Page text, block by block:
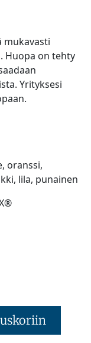
mukavasti
Huopa on tehty
Yrityksesi
oranssi,
lila, punainen